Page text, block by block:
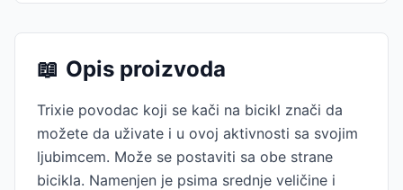
📖 Opis proizvoda
Trixie povodac koji se kači na bicikl znači da
možete da uživate i u ovoj aktivnosti sa svojim
ljubimcem. Može se postaviti sa obe strane
bicikla. Namenjen je psima srednje veličine i